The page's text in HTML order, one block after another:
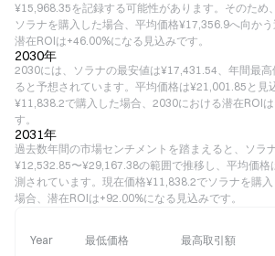
¥15,968.35を記録する可能性があります。そのため
ソラナを購入した場合、平均価格¥17,356.9へ向か
潜在ROIは+46.00%になる見込みです。
2030年
2030には、ソラナの最安値は¥17,431.54、年間最
ると予想されています。平均価格は¥21,001.85と見
¥11,838.2で購入した場合、2030における潜在ROI
す。
2031年
過去数年間の市場センチメントを踏まえると、ソラ
¥12,532.85〜¥29,167.38の範囲で推移し、平均価格
測されています。現在価格¥11,838.2でソラナを購
場合、潜在ROIは+92.00%になる見込みです。
Year 最低価格 最高取引額